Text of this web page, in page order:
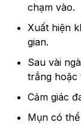
chạm vào.
Xuất hiện
gian.
Sau vài
trắng hoặc
Cảm giác
Mụn có